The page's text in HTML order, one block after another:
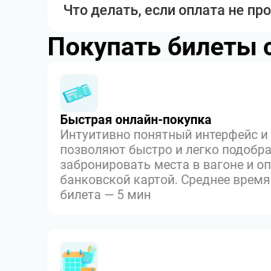
Что делать, если оплата не
Покупать билеты
Быстрая онлайн-покупка
Интуитивно понятный интерфейс и
позволяют быстро и легко
забронировать места в вагоне и
банковской картой. Среднее
билета — 5 мин